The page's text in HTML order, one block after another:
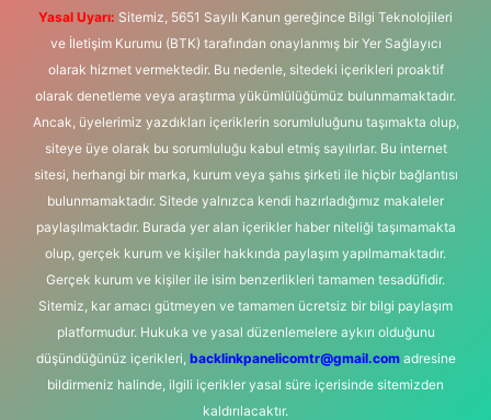
Yasal Uyarı: Sitemiz, 5651 Sayılı Kanun gereğince Bilgi Teknolojileri
ve İletişim Kurumu (BTK) tarafından onaylanmış bir Yer Sağlayıcı
olarak hizmet vermektedir. Bu nedenle, sitedeki içerikleri proaktif
olarak denetleme veya araştırma yükümlülüğümüz bulunmamaktadır.
Ancak, üyelerimiz yazdıkları içeriklerin sorumluluğunu taşımakta olup,
siteye üye olarak bu sorumluluğu kabul etmiş sayılırlar. Bu internet
sitesi, herhangi bir marka, kurum veya şahıs şirketi ile hiçbir bağlantısı
bulunmamaktadır. Sitede yalnızca kendi hazırladığımız makaleler
paylaşılmaktadır. Burada yer alan içerikler haber niteliği taşımamakta
olup, gerçek kurum ve kişiler hakkında paylaşım yapılmamaktadır.
Gerçek kurum ve kişiler ile isim benzerlikleri tamamen tesadüfidir.
Sitemiz, kar amacı gütmeyen ve tamamen ücretsiz bir bilgi paylaşım
platformudur. Hukuka ve yasal düzenlemelere aykırı olduğunu
düşündüğünüz içerikleri, backlinkpanelicomtr@gmail.comadresine
bildirmeniz halinde, ilgili içerikler yasal süre içerisinde sitemizden
kaldırılacaktır.